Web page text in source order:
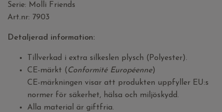
Serie: Molli Friends
Art.nr: 7903
Detaljerad information:
Tillverkad i extra silkeslen plysch (Polyester).
CE-märkt ( Conformité Européenne)
CE-märkningen visar att produkten uppfyller EU:s
normer för säkerhet, hälsa och miljöskydd.
Alla material är giftfria.